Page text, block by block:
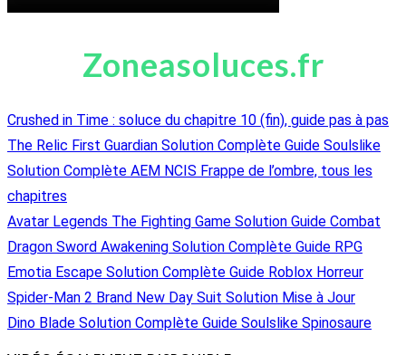
Zoneasoluces.fr
Crushed in Time : soluce du chapitre 10 (fin), guide pas à pas
The Relic First Guardian Solution Complète Guide Soulslike
Solution Complète AEM NCIS Frappe de l’ombre, tous les
chapitres
Avatar Legends The Fighting Game Solution Guide Combat
Dragon Sword Awakening Solution Complète Guide RPG
Emotia Escape Solution Complète Guide Roblox Horreur
Spider-Man 2 Brand New Day Suit Solution Mise à Jour
Dino Blade Solution Complète Guide Soulslike Spinosaure